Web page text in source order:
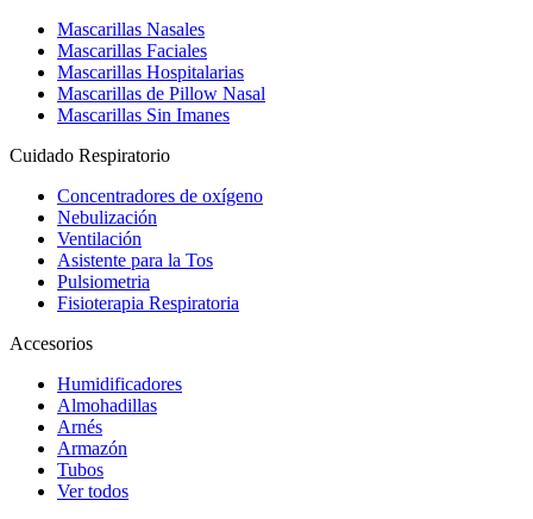
Mascarillas Nasales
Mascarillas Faciales
Mascarillas Hospitalarias
Mascarillas de Pillow Nasal
Mascarillas Sin Imanes
Cuidado Respiratorio
Concentradores de oxígeno
Nebulización
Ventilación
Asistente para la Tos
Pulsiometria
Fisioterapia Respiratoria
Accesorios
Humidificadores
Almohadillas
Arnés
Armazón
Tubos
Ver todos